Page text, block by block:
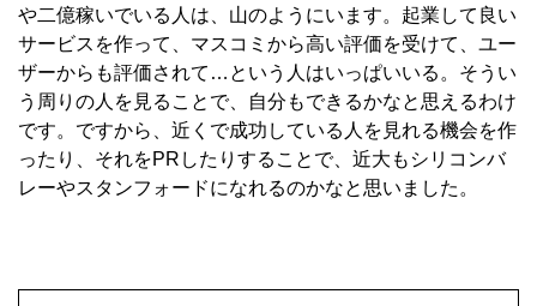
や二億稼いでいる人は、山のようにいます。起業して良い
サービスを作って、マスコミから高い評価を受けて、ユー
ザーからも評価されて…という人はいっぱいいる。そうい
う周りの人を見ることで、自分もできるかなと思えるわけ
です。ですから、近くで成功している人を見れる機会を作
ったり、それをPRしたりすることで、近大もシリコンバ
レーやスタンフォードになれるのかなと思いました。